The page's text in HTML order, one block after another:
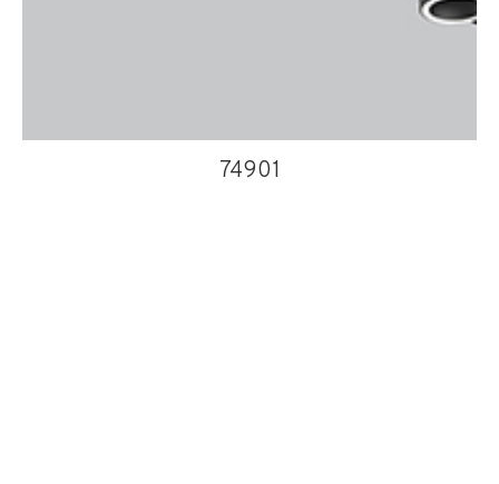
74901